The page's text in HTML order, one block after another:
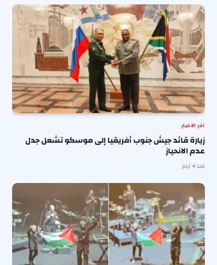
اخر الاخبار
زيارة قائد جيش جنوب أفريقيا إلى موسكو تشعل جدل
عدم الانحياز
منذ 4 أيام